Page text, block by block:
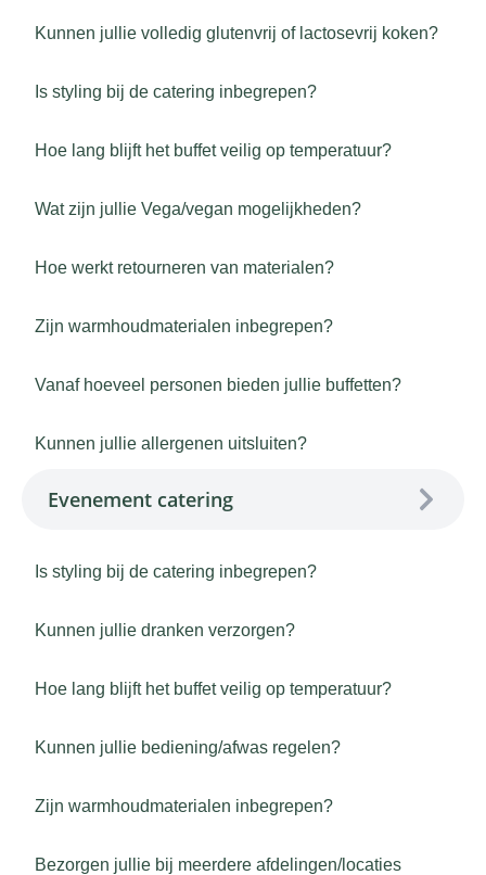
Kunnen jullie volledig glutenvrij of lactosevrij koken?
Is styling bij de catering inbegrepen?
Hoe lang blijft het buffet veilig op temperatuur?
Wat zijn jullie Vega/vegan mogelijkheden?
Hoe werkt retourneren van materialen?
Zijn warmhoudmaterialen inbegrepen?
Vanaf hoeveel personen bieden jullie buffetten?
Kunnen jullie allergenen uitsluiten?
Evenement catering
Is styling bij de catering inbegrepen?
Kunnen jullie dranken verzorgen?
Hoe lang blijft het buffet veilig op temperatuur?
Kunnen jullie bediening/afwas regelen?
Zijn warmhoudmaterialen inbegrepen?
Bezorgen jullie bij meerdere afdelingen/locaties